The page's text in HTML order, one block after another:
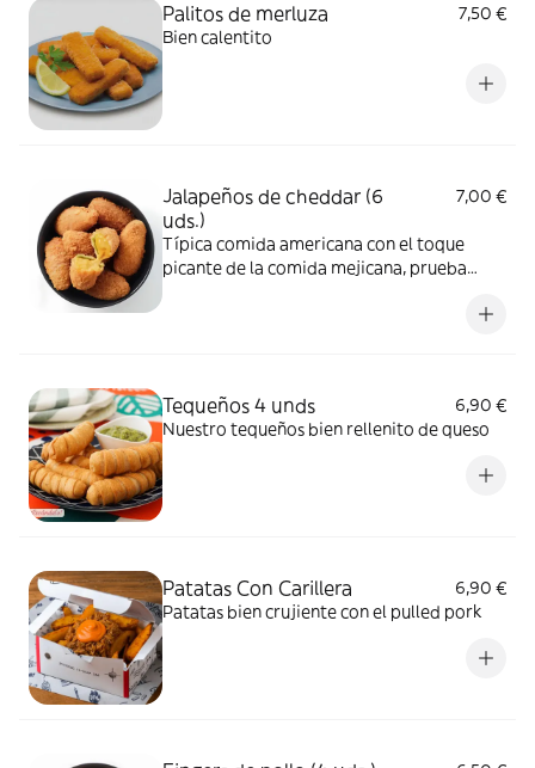
Palitos de merluza
7,50 €
Bien calentito
Jalapeños de cheddar (6
uds.)
7,00 €
Típica comida americana con el toque
picante de la comida mejicana, prueba
Tequeños 4 unds
6,90 €
Nuestro tequeños bien rellenito de queso
Patatas Con Carillera
6,90 €
Patatas bien crujiente con el pulled pork